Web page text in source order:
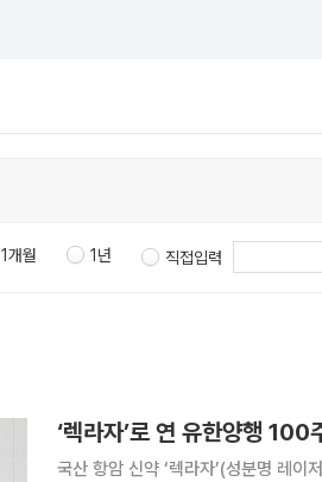
1개월 1년 직접입력
국산 항암 신약 ‘렉라자’(성분명 레